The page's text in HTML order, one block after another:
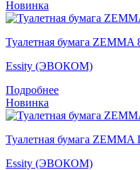
Новинка
Туалетная бумага ZEMMA
Essity (ЭВОКОМ)
Подробнее
Новинка
Туалетная бумага
Essity (ЭВОКОМ)